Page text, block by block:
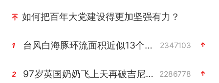
如何把百年大党建设得更加坚强有力？
1 台风白海豚环流面积近似13个浙江 2347103
2 97岁英国奶奶飞上天再破吉尼斯纪录 2286778